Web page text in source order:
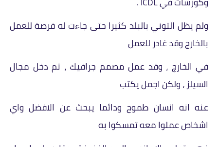
ولم يظل التوني بالبلد كثيرا حتى جاءت له فرصة للعمل
بالخارج وقد غادر للعمل
في الخارج ، وقد عمل مصمم جرافيك ، ثم دخل مجال
السيلز ، ولكن اجمل يكتب
عنه انه انسان طموح ودائما يبحث عن الافضل واي
اشخاص عملوا معه تمسكوا به